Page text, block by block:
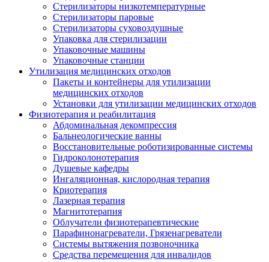
Стерилизаторы низкотемпературные
Стерилизаторы паровые
Стерилизаторы суховоздушные
Упаковка для стерилизации
Упаковочные машины
Упаковочные станции
Утилизация медицинских отходов
Пакеты и контейнеры для утилизации
медицинских отходов
Установки для утилизации медицинских отходов
Физиотерапия и реабилитация
Абдоминальная декомпрессия
Бальнеологические ванны
Восстановительные роботизированные системы
Гидроколонотерапия
Душевые кафедры
Ингаляционная, кислородная терапия
Криотерапия
Лазерная терапия
Магнитотерапия
Облучатели физиотерапевтические
Парафинонагреватели, Грязенагреватели
Системы вытяжения позвоночника
Средства перемещения для инвалидов